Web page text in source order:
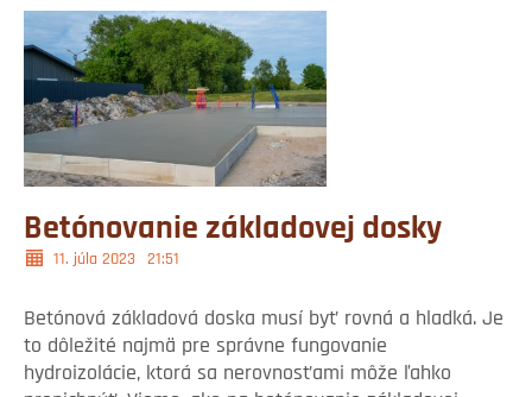
Betónovanie základovej dosky
11. júla 2023 21:51
Betónová základová doska musí byť rovná a hladká. Je
to dôležité najmä pre správne fungovanie
hydroizolácie, ktorá sa nerovnosťami môže ľahko